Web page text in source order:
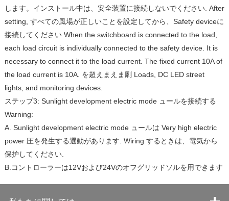
します。 インストール中は、安全装置に接続しないでください. After
setting, すべての風場が正しいことを設定してから、Safety deviceに
接続してください When the switchboard is connected to the load,
each load circuit is individually connected to the safety device. It is
necessary to connect it to the load current. The fixed current 10A of
the load current is 10A. を超えまえま㓾 Loads, DC LED street
lights, and monitoring devices.
ステップ3: Sunlight development electric mode ュールを接続する
Warning:
A. Sunlight development electric mode ュールは Very high electric
power 圧を発生する選動があります. Wiring するときは、電気から
保护してください.
B.コントローラーは12Vおよび24Vのオフグリッドソルを用できます